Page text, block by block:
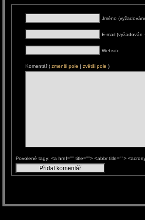
Jméno
E-mail (vyžadován
Website
Komentář ( zmenši pole zvětši pole )
Povolené tagy: <a href="" title=""> <abbr title="">